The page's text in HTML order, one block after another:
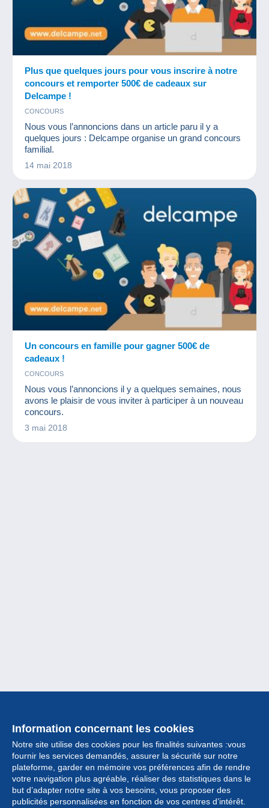
Plus que quelques jours pour vous inscrire à notre
concours et remporter 500€ de cadeaux sur
Delcampe !
CONCOURS
Nous vous l’annoncions dans un article paru il y a
quelques jours : Delcampe organise un grand concours
familial.
14 mai 2018
Un concours en famille pour gagner 500€ de
cadeaux !
CONCOURS
Nous vous l’annoncions il y a quelques semaines, nous
avons le plaisir de vous inviter à participer à un nouveau
concours.
3 mai 2018
Information concernant les cookies
Notre site utilise des cookies pour les finalités suivantes :vous
fournir les services demandés, assurer la sécurité sur notre
plateforme, garder en mémoire vos préférences afin de rendre
votre navigation plus agréable, réaliser des statistiques dans le
but d’adapter notre site à vos besoins, vous proposer des
publicités personnalisées en fonction de vos centres d’intérêt.
Collection